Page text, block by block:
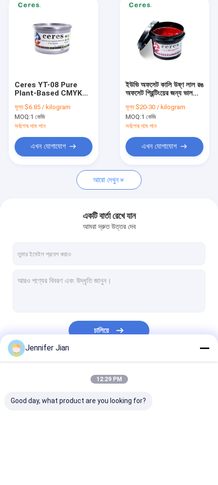
VR প্রদর্শন
আমাদের সম্পর্কে
খবর
সুরক্ষা মুদ্রণ কালি
অফসেট প্রিন্টিং উপাদান
ডাবল লুপ ওয়্যার
Ceres YT-08 Pure
Plant-Based CMYK
Environmentally
Friendly High Gloss
Ink for Paper and
কাগজ ও কার্বন প্যাকেজিংয়ের
জন্য পরিবেশ বান্ধব উচ্চ চকচকে
কালি
মূল্য:$6.85 / kilogram
MOQ:1 কেজি
সর্বশেষ দাম পান
এখন যোগাযোগ
ইউভি অফসেট কালি উষ্ণ লাল রঙ
অফসেট প্রিন্টিংয়ের জন্য ভাল
শুকনো
মূল্য:$20-30 / kilogram
MOQ:1 কেজি
সর্বশেষ দাম পান
এখন যোগাযোগ
আরো দেখুন
একটি বার্তা রেখে যান
আমরা দ্রুত উত্তর দেব
চালিয়ে
Jennifer Jian
12:29 PM
Good day, what product are you looking for?